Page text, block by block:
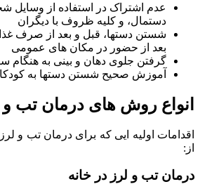
عدم اشتراک در استفاده از وسایل
دستمال، و کلیه ظروف با دیگران
شستن دستها، قبل و بعد از صرف
بعد از حضور در مکان های عمومی
گرفتن جلوی دهان و بینی به
آموزش صحیح شستن دستها به
انواع روش های درمان تب و
اقدامات اولیه ایی که برای درمان تب و
از:
درمان تب و لرز در خانه